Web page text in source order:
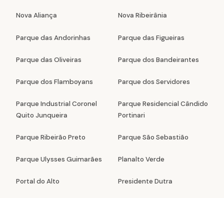
Nova Aliança Nova Ribeirânia
Parque das Andorinhas Parque das Figueiras
Parque das Oliveiras Parque dos Bandeirantes
Parque dos Flamboyans Parque dos Servidores
Parque Industrial Coronel
Quito Junqueira
Parque Residencial Cândido
Portinari
Parque Ribeirão Preto Parque São Sebastião
Parque Ulysses Guimarães Planalto Verde
Portal do Alto Presidente Dutra